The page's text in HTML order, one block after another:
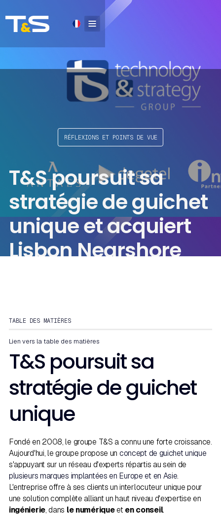
RÉFLEXIONS ET POINTS DE VUE
T&S poursuit sa
stratégie de guichet
unique et acquiert
Lisbon Nearshore
TABLE DES MATIÈRES
Lien vers la table des matières
T&S poursuit sa
stratégie de guichet
unique
Fondé en 2008, le groupe T&S a connu une forte croissance.
Aujourd'hui, le groupe propose un concept de guichet unique
s'appuyant sur un réseau d'experts répartis au sein de
plusieurs marques implantées en Europe et en Asie.
L'entreprise offre à ses clients un interlocuteur unique pour
une solution complète alliant un haut niveau d'expertise en
ingénierie, dans le numériqueeten conseil.